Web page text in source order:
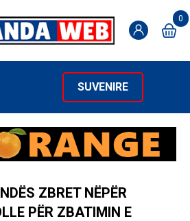
0
SUVENIRE
ZBRET NËPËR
PËR ZBATIMIN E